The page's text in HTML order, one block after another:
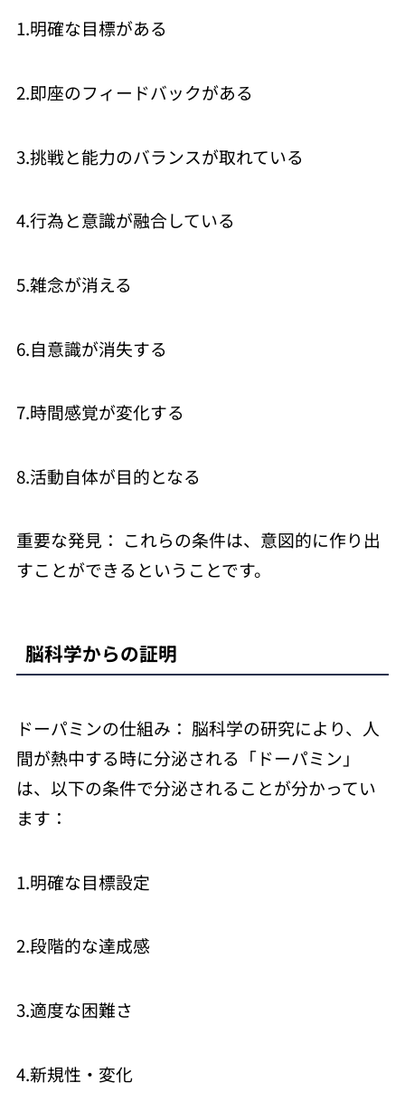
1.明確な目標がある
2.即座のフィードバックがある
3.挑戦と能力のバランスが取れている
4.行為と意識が融合している
5.雑念が消える
6.自意識が消失する
7.時間感覚が変化する
8.活動自体が目的となる
重要な発見： これらの条件は、意図的に作り出
すことができるということです。
脳科学からの証明
ドーパミンの仕組み： 脳科学の研究により、人
間が熱中する時に分泌される「ドーパミン」
は、以下の条件で分泌されることが分かってい
ます：
1.明確な目標設定
2.段階的な達成感
3.適度な困難さ
4.新規性・変化